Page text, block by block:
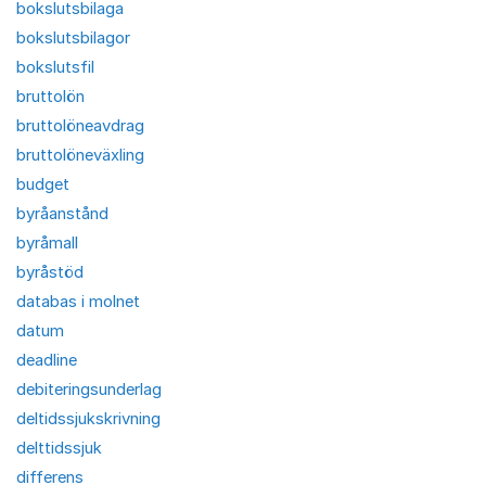
bokslutsbilaga
bokslutsbilagor
bokslutsfil
bruttolön
bruttolöneavdrag
bruttolöneväxling
budget
byråanstånd
byråmall
byråstöd
databas i molnet
datum
deadline
debiteringsunderlag
deltidssjukskrivning
delttidssjuk
differens